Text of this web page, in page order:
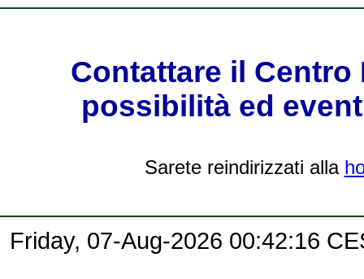
Contattare il
possibilità ed
Sarete reindirizzati alla
Friday, 07-Aug-2026 00:42:16